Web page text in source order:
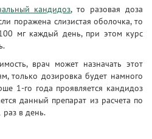
кандидоз, то разовая доза
поражена слизистая оболочка, то
мг каждый день, при этом курс
врач может назначать этот
только дозировка будет намного
1-го года проявляется кандидоз
данный препарат из расчета по
раз в день.